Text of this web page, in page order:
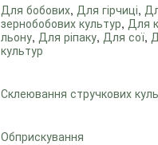
Для бобових, Для гірчиці,
зернобобових культур, Для
льону, Для ріпаку, Для сої,
культур
Склеювання стручкових
Обприскування